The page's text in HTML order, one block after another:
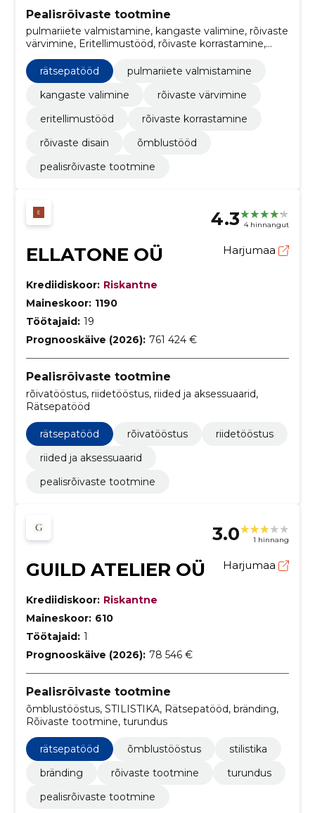
Pealisrõivaste tootmine
pulmariiete valmistamine, kangaste valimine, rõivaste
värvimine, Eritellimustööd, rõivaste korrastamine,
rõivaste disain, Rätsepatööd, Õmblustööd
rätsepatööd
pulmariiete valmistamine
kangaste valimine
rõivaste värvimine
eritellimustööd
rõivaste korrastamine
rõivaste disain
õmblustööd
pealisrõivaste tootmine
4.3 4 hinnangut
ELLATONE OÜ Harjumaa
Krediidiskoor: Riskantne
Maineskoor: 1190
Töötajaid: 19
Prognooskäive (2026): 761 424 €
Pealisrõivaste tootmine
rõivatööstus, riidetööstus, riided ja aksessuaarid,
Rätsepatööd
rätsepatööd rõivatööstus
riidetööstus
riided ja aksessuaarid
pealisrõivaste tootmine
3.0 1 hinnang
GUILD ATELIER OÜ Harjumaa
Krediidiskoor: Riskantne
Maineskoor: 610
Töötajaid: 1
Prognooskäive (2026): 78 546 €
Pealisrõivaste tootmine
õmblustööstus, STILISTIKA, Rätsepatööd, bränding,
Rõivaste tootmine, turundus
rätsepatööd õmblustööstus
stilistika
bränding
rõivaste tootmine
turundus
pealisrõivaste tootmine